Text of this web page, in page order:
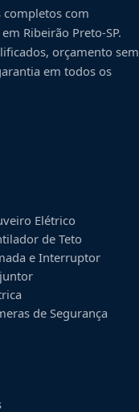
completos com
Ribeirão Preto-SP.
orçamento sem
em todos os
Elétrico
de Teto
e Interruptor
de Segurança